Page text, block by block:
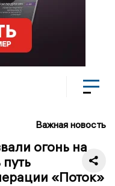
Важная новость
огонь на
«Поток»